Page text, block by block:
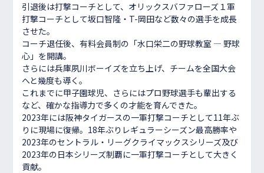
引退後は打撃コーチとして、オリックスバファローズ１軍
打撃コーチとして坂口智隆・T-岡田など数々の選手を成長
させた。
コーチ退任後、有料会員制の「水口栄二の野球教室 ― 野球
心」を開講。
さらには兵庫夙川ボーイズを立ち上げ、チームを全国大会
へと幾度も導く。
これまでに甲子園球児、さらにはプロ野球選手も輩出する
など、確かな指導力で多くの才能を育んできた。
2023年には阪神タイガースの一軍打撃コーチとして11年ぶ
りに現場に復帰。18年ぶりレギュラーシーズン最高勝率や
2023年のセントラル・リーグクライマックスシリーズ及び
2023年の日本シリーズ制覇に一軍打撃コーチとして大きく
貢献。